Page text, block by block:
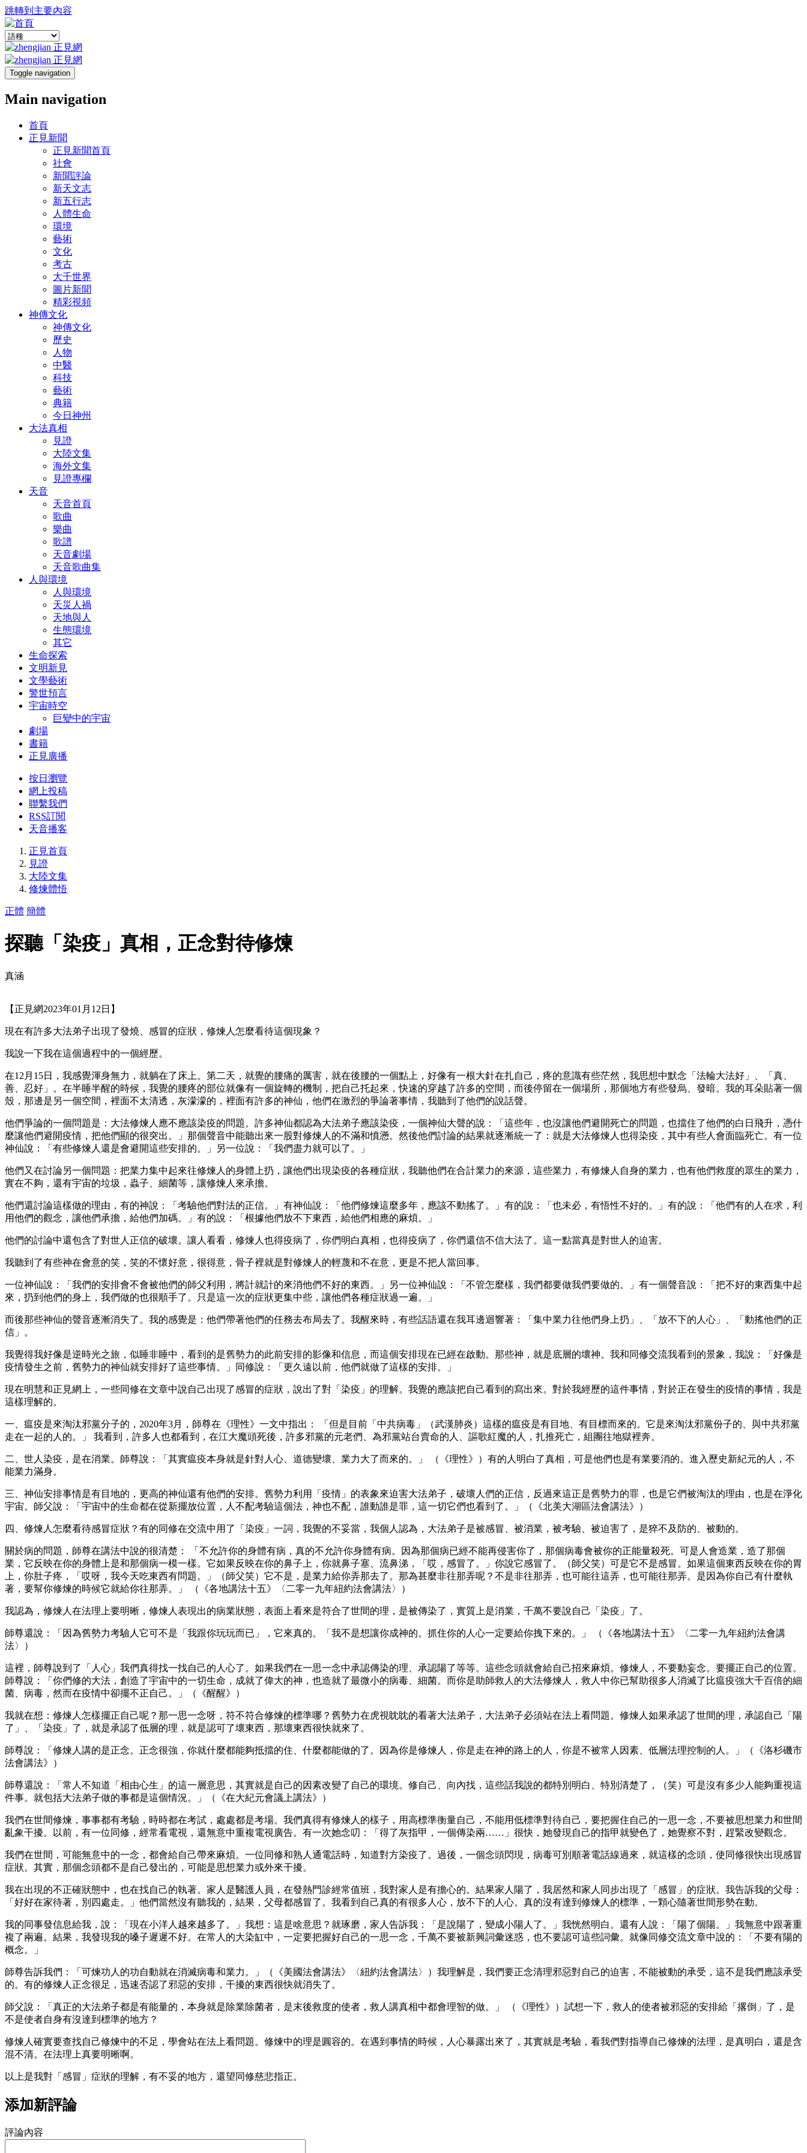
跳轉到主要內容
Toggle navigation
Main navigation
首頁
正見新聞
正見新聞首頁
社會
新聞評論
新天文志
新五行志
人體生命
環境
藝術
文化
考古
大千世界
圖片新聞
精彩視頻
神傳文化
神傳文化
歷史
人物
中醫
科技
藝術
典籍
今日神州
大法真相
見證
大陸文集
海外文集
見證專欄
天音
天音首頁
歌曲
樂曲
歌譜
天音劇場
天音歌曲集
人與環境
人與環境
天災人禍
天地與人
生態環境
其它
生命探索
文明新見
文學藝術
警世預言
宇宙時空
巨變中的宇宙
劇場
書籍
正見廣播
按日瀏覽
網上投稿
聯繫我們
RSS訂閱
天音播客
正見首頁
見證
大陸文集
修煉體悟
正體 簡體
探聽「染疫」真相，正念對待修煉
真涵
【正見網2023年01月12日】
現在有許多大法弟子出現了發燒、感冒的症狀，修煉人怎麼看待這個現象？
我說一下我在這個過程中的一個經歷。
在12月15日，我感覺渾身無力，就躺在了床上。第二天，就覺的腰痛的厲害，就在後腰的一個點上，好像有一根大針在扎自己，疼的意識有些茫然，我思想中默念「法輪大法好」、「真、
善、忍好」。在半睡半醒的時候，我覺的腰疼的部位就像有一個旋轉的機制，把自己托起來，快速的穿越了許多的空間，而後停留在一個場所，那個地方有些發烏、發暗。我的耳朵貼著一個
殼，那邊是另一個空間，裡面不太清透，灰濛濛的，裡面有許多的神仙，他們在激烈的爭論著事情，我聽到了他們的說話聲。
他們爭論的一個問題是：大法修煉人應不應該染疫的問題。許多神仙都認為大法弟子應該染疫，一個神仙大聲的說：「這些年，也沒讓他們避開死亡的問題，也擋住了他們的白日飛升，憑什
麼讓他們避開疫情，把他們顯的很突出。」那個聲音中能聽出來一股對修煉人的不滿和憤懣。然後他們討論的結果就逐漸統一了：就是大法修煉人也得染疫，其中有些人會面臨死亡。有一位
神仙說：「有些修煉人還是會避開這些安排的。」另一位說：「我們盡力就可以了。」
他們又在討論另一個問題：把業力集中起來往修煉人的身體上扔，讓他們出現染疫的各種症狀，我聽他們在合計業力的來源，這些業力，有修煉人自身的業力，也有他們救度的眾生的業力，
實在不夠，還有宇宙的垃圾，蟲子、細菌等，讓修煉人來承擔。
他們還討論這樣做的理由，有的神說：「考驗他們對法的正信。」有神仙說：「他們修煉這麼多年，應該不動搖了。」有的說：「也未必，有悟性不好的。」有的說：「他們有的人在求，利
用他們的觀念，讓他們承擔，給他們加碼。」有的說：「根據他們放不下東西，給他們相應的麻煩。」
他們的討論中還包含了對世人正信的破壞。讓人看看，修煉人也得疫病了，你們明白真相，也得疫病了，你們還信不信大法了。這一點當真是對世人的迫害。
我聽到了有些神在會意的笑，笑的不懷好意，很得意，骨子裡就是對修煉人的輕蔑和不在意，更是不把人當回事。
一位神仙說：「我們的安排會不會被他們的師父利用，將計就計的來消他們不好的東西。」另一位神仙說：「不管怎麼樣，我們都要做我們要做的。」有一個聲音說：「把不好的東西集中起
來，扔到他們的身上，我們做的也很順手了。只是這一次的症狀更集中些，讓他們各種症狀過一遍。」
而後那些神仙的聲音逐漸消失了。我的感覺是：他們帶著他們的任務去布局去了。我醒來時，有些話語還在我耳邊迴響著：「集中業力往他們身上扔」、「放不下的人心」、「動搖他們的正
信」。
我覺得我好像是逆時光之旅，似睡非睡中，看到的是舊勢力的此前安排的影像和信息，而這個安排現在已經在啟動。那些神，就是底層的壞神。我和同修交流我看到的景象，我說：「好像是
疫情發生之前，舊勢力的神仙就安排好了這些事情。」同修說：「更久遠以前，他們就做了這樣的安排。」
現在明慧和正見網上，一些同修在文章中說自己出現了感冒的症狀，說出了對「染疫」的理解。我覺的應該把自己看到的寫出來。對於我經歷的這件事情，對於正在發生的疫情的事情，我是
這樣理解的。
一、瘟疫是來淘汰邪黨分子的，2020年3月，師尊在《理性》一文中指出： 「但是目前「中共病毒」（武漢肺炎）這樣的瘟疫是有目地、有目標而來的。它是來淘汰邪黨份子的、與中共邪黨
走在一起的人的。」 我看到，許多人也都看到，在江大魔頭死後，許多邪黨的元老們、為邪黨站台賣命的人、謳歌紅魔的人，扎推死亡，組團往地獄裡奔。
二、世人染疫，是在消業。師尊說：「其實瘟疫本身就是針對人心、道德變壞、業力大了而來的。」 （《理性》）有的人明白了真相，可是他們也是有業要消的。進入歷史新紀元的人，不
能業力滿身。
三、神仙安排事情是有目地的，更高的神仙還有他們的安排。舊勢力利用「疫情」的表象來迫害大法弟子，破壞人們的正信，反過來這正是舊勢力的罪，也是它們被淘汰的理由，也是在淨化
宇宙。師父說：「宇宙中的生命都在從新擺放位置，人不配考驗這個法，神也不配，誰動誰是罪，這一切它們也看到了。」（《北美大湖區法會講法》）
四、修煉人怎麼看待感冒症狀？有的同修在交流中用了「染疫」一詞，我覺的不妥當，我個人認為，大法弟子是被感冒、被消業，被考驗、被迫害了，是猝不及防的、被動的。
關於病的問題，師尊在講法中說的很清楚： 「不允許你的身體有病，真的不允許你身體有病。因為那個病已經不能再侵害你了，那個病毒會被你的正能量殺死。可是人會造業，造了那個
業，它反映在你的身體上是和那個病一模一樣。它如果反映在你的鼻子上，你就鼻子塞、流鼻涕，「哎，感冒了。」你說它感冒了。（師父笑）可是它不是感冒。如果這個東西反映在你的胃
上，你肚子疼，「哎呀，我今天吃東西有問題。」（師父笑）它不是，是業力給你弄那去了。那為甚麼非往那弄呢？不是非往那弄，也可能往這弄，也可能往那弄。是因為你自己有什麼執
著，要幫你修煉的時候它就給你往那弄。」 （《各地講法十五》〈二零一九年紐約法會講法〉）
我認為，修煉人在法理上要明晰，修煉人表現出的病業狀態，表面上看來是符合了世間的理，是被傳染了，實質上是消業，千萬不要說自己「染疫」了。
師尊還說：「因為舊勢力考驗人它可不是「我跟你玩玩而已」，它來真的。「我不是想讓你成神的。抓住你的人心一定要給你拽下來的。」 （《各地講法十五》〈二零一九年紐約法會講
法〉）
這裡，師尊說到了「人心」我們真得找一找自己的人心了。如果我們在一思一念中承認傳染的理、承認陽了等等。這些念頭就會給自己招來麻煩。修煉人，不要動妄念。要擺正自己的位置。
師尊說：「你們修的大法，創造了宇宙中的一切生命，成就了偉大的神，也造就了最微小的病毒、細菌。而你是助師救人的大法修煉人，救人中你已幫助很多人消滅了比瘟疫強大千百倍的細
菌、病毒，然而在疫情中卻擺不正自己。」（《醒醒》）
我就在想：修煉人怎樣擺正自己呢？那一思一念呀，符不符合修煉的標準哪？舊勢力在虎視眈眈的看著大法弟子，大法弟子必須站在法上看問題。修煉人如果承認了世間的理，承認自己「陽
了」、「染疫」了，就是承認了低層的理，就是認可了壞東西，那壞東西很快就來了。
師尊說：「修煉人講的是正念。正念很強，你就什麼都能夠抵擋的住、什麼都能做的了。因為你是修煉人，你是走在神的路上的人，你是不被常人因素、低層法理控制的人。」（《洛杉磯市
法會講法》）
師尊還說：「常人不知道「相由心生」的這一層意思，其實就是自己的因素改變了自己的環境。修自己、向內找，這些話我說的都特別明白、特別清楚了，（笑）可是沒有多少人能夠重視這
件事。就包括大法弟子做的事都是這個情況。」（《在大紀元會議上講法》）
我們在世間修煉，事事都有考驗，時時都在考試，處處都是考場。我們真得有修煉人的樣子，用高標準衡量自己，不能用低標準對待自己，要把握住自己的一思一念，不要被思想業力和世間
亂象干擾。以前，有一位同修，經常看電視，還無意中重複電視廣告。有一次她念叨：「得了灰指甲，一個傳染兩……」很快，她發現自己的指甲就變色了，她覺察不對，趕緊改變觀念。
我們在世間，可能無意中的一念，都會給自己帶來麻煩。一位同修和熟人通電話時，知道對方染疫了。過後，一個念頭閃現，病毒可別順著電話線過來，就這樣的念頭，使同修很快出現感冒
症狀。其實，那個念頭都不是自己發出的，可能是思想業力或外來干擾。
我在出現的不正確狀態中，也在找自己的執著。家人是醫護人員，在發熱門診經常值班，我對家人是有擔心的。結果家人陽了，我居然和家人同步出現了「感冒」的症狀。我告訴我的父母：
「好好在家待著，別四處走。」他們當然沒有聽我的，結果，父母都感冒了。我看到自己真的有很多人心，放不下的人心。真的沒有達到修煉人的標準，一顆心隨著世間形勢在動。
我的同事發信息給我，說：「現在小洋人越來越多了。」我想：這是啥意思？就琢磨，家人告訴我：「是說陽了，變成小陽人了。」我恍然明白。還有人說：「陽了個陽。」我無意中跟著重
複了兩遍。結果，我發現我的嗓子遲遲不好。在常人的大染缸中，一定要把握好自己的一思一念，千萬不要被新興詞彙迷惑，也不要認可這些詞彙。就像同修交流文章中說的：「不要有陽的
概念。」
師尊告訴我們：「可煉功人的功自動就在消滅病毒和業力。」（《美國法會講法》〈紐約法會講法〉）我理解是，我們要正念清理邪惡對自己的迫害，不能被動的承受，這不是我們應該承受
的。有的修煉人正念很足，迅速否認了邪惡的安排，干擾的東西很快就消失了。
師父說：「真正的大法弟子都是有能量的，本身就是除業除菌者，是末後救度的使者，救人講真相中都會理智的做。」 （《理性》）試想一下，救人的使者被邪惡的安排給「撂倒」了，是
不是使者自身有沒達到標準的地方？
修煉人確實要查找自己修煉中的不足，學會站在法上看問題。修煉中的理是圓容的。在遇到事情的時候，人心暴露出來了，其實就是考驗，看我們對指導自己修煉的法理，是真明白，還是含
混不清。在法理上真要明晰啊。
以上是我對「感冒」症狀的理解，有不妥的地方，還望同修慈悲指正。
添加新評論
評論內容